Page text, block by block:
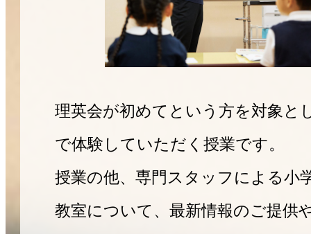
理英会が初めてという方を対象と
で体験していただく授業です。
授業の他、専門スタッフによる小
教室について、最新情報のご提供